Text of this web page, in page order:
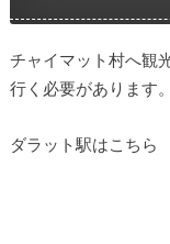
チャイマット村へ観
行く必要があります。
ダラット駅はこちら